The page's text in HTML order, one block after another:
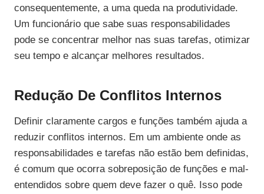
consequentemente, a uma queda na produtividade.
Um funcionário que sabe suas responsabilidades
pode se concentrar melhor nas suas tarefas, otimizar
seu tempo e alcançar melhores resultados.
Redução De Conflitos Internos
Definir claramente cargos e funções também ajuda a
reduzir conflitos internos. Em um ambiente onde as
responsabilidades e tarefas não estão bem definidas,
é comum que ocorra sobreposição de funções e mal-
entendidos sobre quem deve fazer o quê. Isso pode